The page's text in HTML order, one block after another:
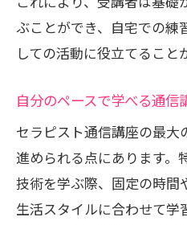
理論と実践を融
多様な学習スタイ
長期的なサポー
ぶことができ、自宅での練
しての活動に役立てること
自分のペースで学べる通信
セラピスト通信講座の最大
進められる点にあります。
技術を学ぶ際、固定の時間
生活スタイルに合わせて